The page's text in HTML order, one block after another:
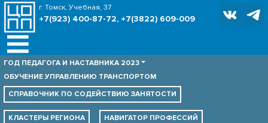
г. Томск, Учебная, 37
+7(923) 400-87-72, +7(3822) 609-009
ГОД ПЕДАГОГА И НАСТАВНИКА 2023
ОБУЧЕНИЕ УПРАВЛЕНИЮ ТРАНСПОРТОМ
СПРАВОЧНИК ПО СОДЕЙСТВИЮ ЗАНЯТОСТИ
КЛАСТЕРЫ РЕГИОНА НАВИГАТОР ПРОФЕССИЙ